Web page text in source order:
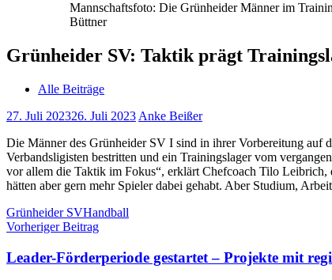
Mannschaftsfoto: Die Grünheider Männer im
Büttner
Grünheider SV: Taktik prägt
Alle Beiträge
27. Juli 202326. Juli 2023 Anke Beißer
Die Männer des Grünheider SV I sind in ihrer Vorbereitung auf
Verbandsligisten bestritten und ein Trainingslager vom
vor allem die Taktik im Fokus“, erklärt Chefcoach Tilo
hätten aber gern mehr Spieler dabei gehabt. Aber Studium,
Schlagwörter
Grünheider SVHandball
Beitragsnavigation
Vorheriger Beitrag
Leader-Förderperiode gestartet – Projekte mit